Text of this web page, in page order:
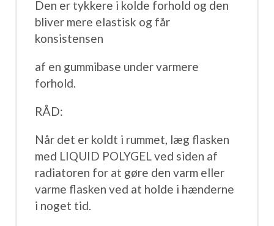
Den er tykkere i kolde forhold og den
bliver mere elastisk og får
konsistensen
af en gummibase under varmere
forhold.
RÅD:
Når det er koldt i rummet, læg flasken
med LIQUID POLYGEL ved siden af ​​
radiatoren for at gøre den varm eller
varme flasken ved at holde i hænderne
i noget tid.